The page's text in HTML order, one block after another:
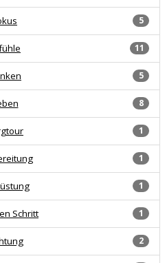
5
11
5
8
1
1
1
1
Schritt
2